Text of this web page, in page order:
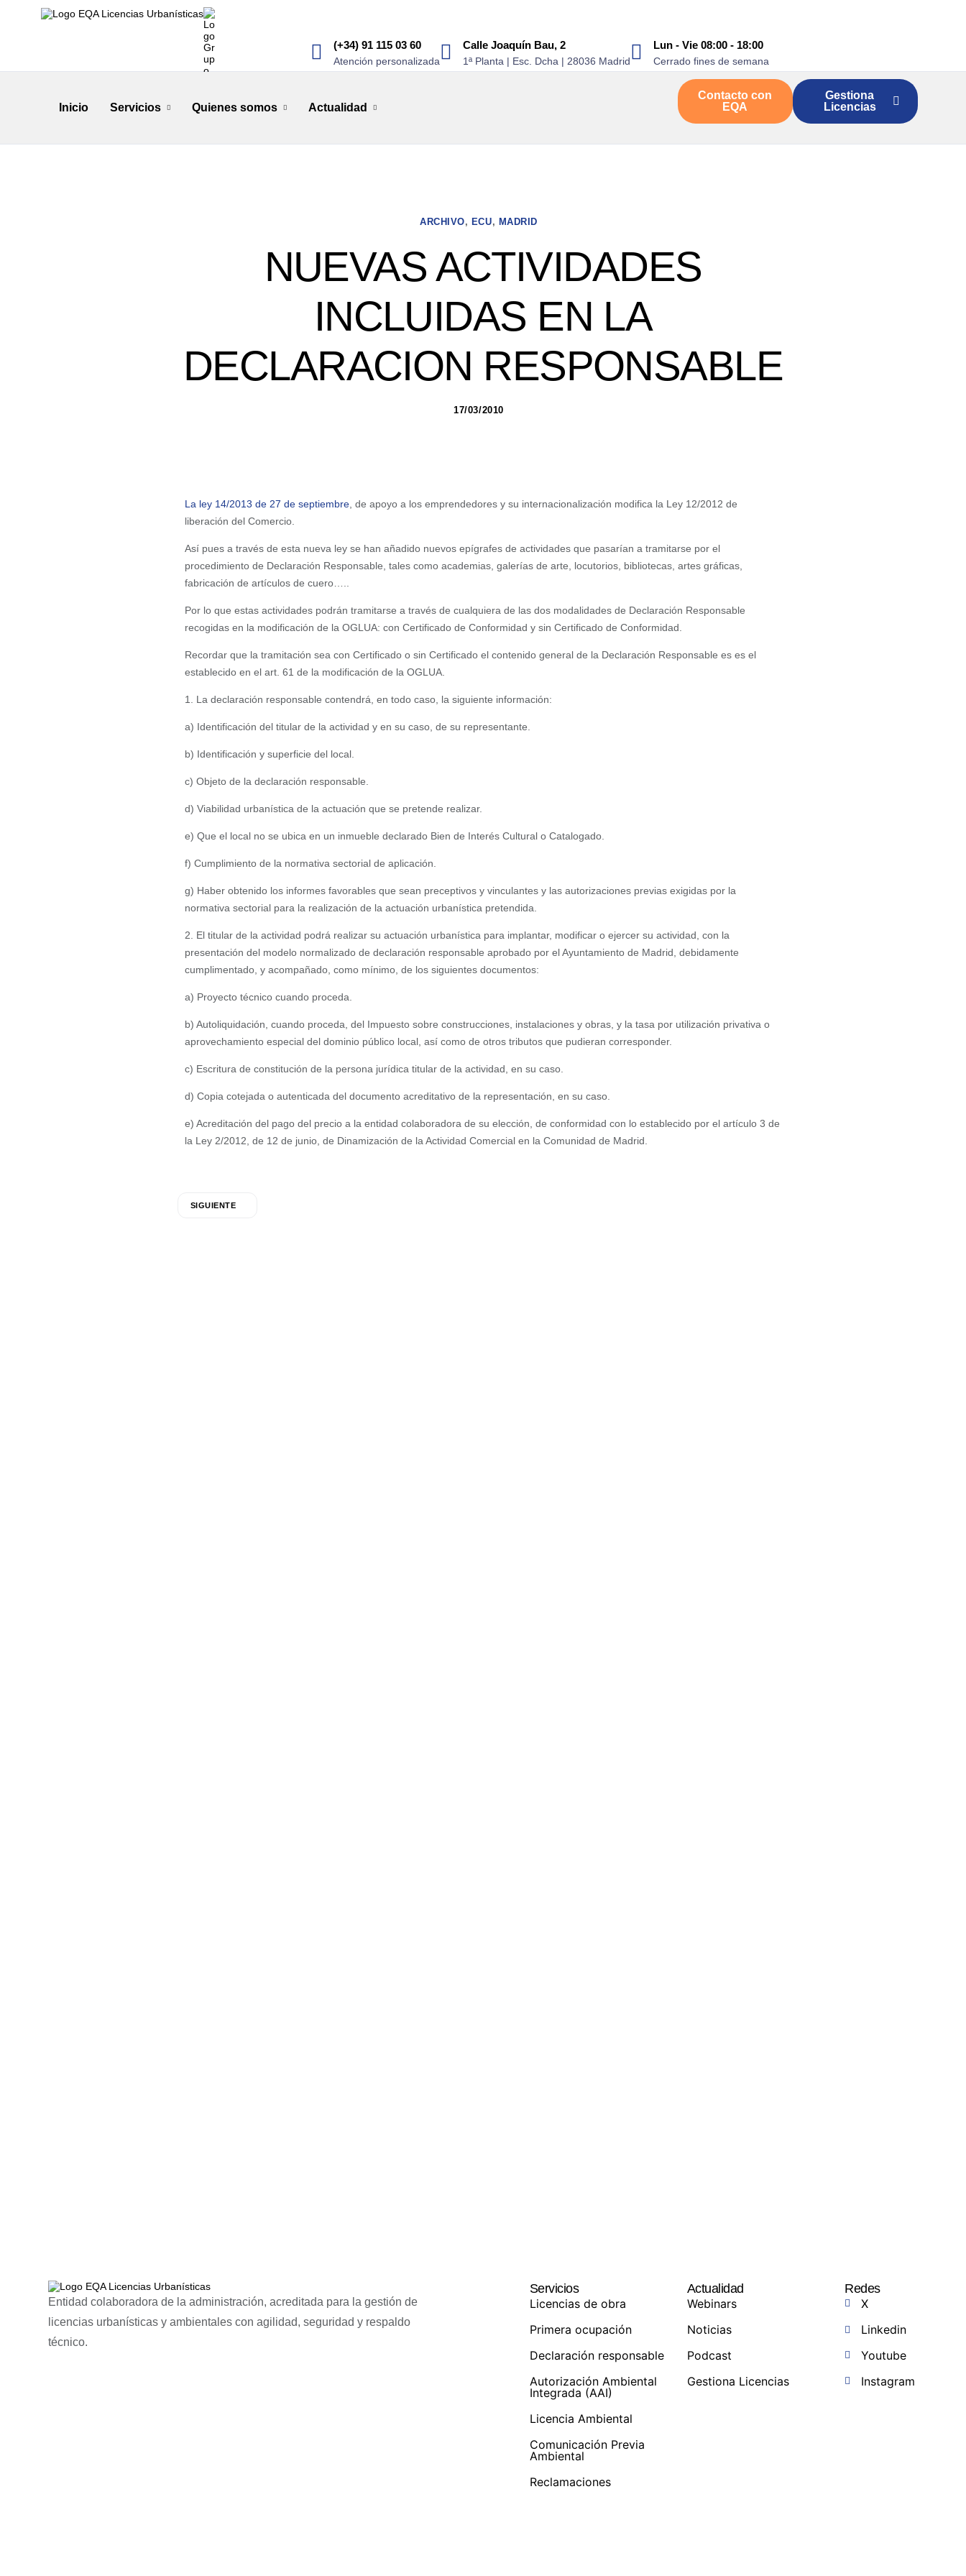
(+34) 91 115 03 60
Atención personalizada
Calle Joaquín Bau, 2
1ª Planta | Esc. Dcha | 28036 Madrid
Lun - Vie 08:00 - 18:00
Cerrado fines de semana
Inicio Servicios Quienes somos Actualidad
Contacto con
EQA
Gestiona
Licencias
ARCHIVO, ECU, MADRID
NUEVAS ACTIVIDADES
INCLUIDAS EN LA
DECLARACION RESPONSABLE
17/03/2010
La ley 14/2013 de 27 de septiembre, de apoyo a los emprendedores y su internacionalización modifica la Ley 12/2012 de
liberación del Comercio.
Así pues a través de esta nueva ley se han añadido nuevos epígrafes de actividades que pasarían a tramitarse por el
procedimiento de Declaración Responsable, tales como academias, galerías de arte, locutorios, bibliotecas, artes gráficas,
fabricación de artículos de cuero…..
Por lo que estas actividades podrán tramitarse a través de cualquiera de las dos modalidades de Declaración Responsable
recogidas en la modificación de la OGLUA: con Certificado de Conformidad y sin Certificado de Conformidad.
Recordar que la tramitación sea con Certificado o sin Certificado el contenido general de la Declaración Responsable es es el
establecido en el art. 61 de la modificación de la OGLUA.
1. La declaración responsable contendrá, en todo caso, la siguiente información:
a) Identificación del titular de la actividad y en su caso, de su representante.
b) Identificación y superficie del local.
c) Objeto de la declaración responsable.
d) Viabilidad urbanística de la actuación que se pretende realizar.
e) Que el local no se ubica en un inmueble declarado Bien de Interés Cultural o Catalogado.
f) Cumplimiento de la normativa sectorial de aplicación.
g) Haber obtenido los informes favorables que sean preceptivos y vinculantes y las autorizaciones previas exigidas por la
normativa sectorial para la realización de la actuación urbanística pretendida.
2. El titular de la actividad podrá realizar su actuación urbanística para implantar, modificar o ejercer su actividad, con la
presentación del modelo normalizado de declaración responsable aprobado por el Ayuntamiento de Madrid, debidamente
cumplimentado, y acompañado, como mínimo, de los siguientes documentos:
a) Proyecto técnico cuando proceda.
b) Autoliquidación, cuando proceda, del Impuesto sobre construcciones, instalaciones y obras, y la tasa por utilización privativa o
aprovechamiento especial del dominio público local, así como de otros tributos que pudieran corresponder.
c) Escritura de constitución de la persona jurídica titular de la actividad, en su caso.
d) Copia cotejada o autenticada del documento acreditativo de la representación, en su caso.
e) Acreditación del pago del precio a la entidad colaboradora de su elección, de conformidad con lo establecido por el artículo 3 de
la Ley 2/2012, de 12 de junio, de Dinamización de la Actividad Comercial en la Comunidad de Madrid.
SIGUIENTE
Entidad colaboradora de la administración, acreditada para la gestión de
licencias urbanísticas y ambientales con agilidad, seguridad y respaldo
técnico.
Servicios
Licencias de obra
Primera ocupación
Declaración responsable
Autorización Ambiental
Integrada (AAI)
Licencia Ambiental
Comunicación Previa
Ambiental
Reclamaciones
Actualidad
Webinars
Noticias
Podcast
Gestiona Licencias
Redes
X
Linkedin
Youtube
Instagram